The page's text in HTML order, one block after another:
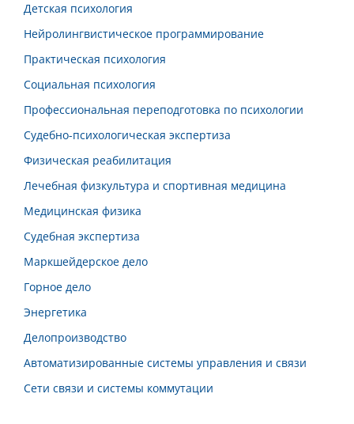
Детская психология
Нейролингвистическое программирование
Практическая психология
Социальная психология
Профессиональная переподготовка по психологии
Судебно-психологическая экспертиза
Физическая реабилитация
Лечебная физкультура и спортивная медицина
Медицинская физика
Судебная экспертиза
Маркшейдерское дело
Горное дело
Энергетика
Делопроизводство
Автоматизированные системы управления и связи
Сети связи и системы коммутации